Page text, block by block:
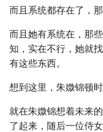
而且系统都存在了，
而且她有系统在，那
知，实在不行，她就
有这些东西。
想到这里，朱媺锦顿
就在朱媺锦想着未来
了起来，随后一位侍